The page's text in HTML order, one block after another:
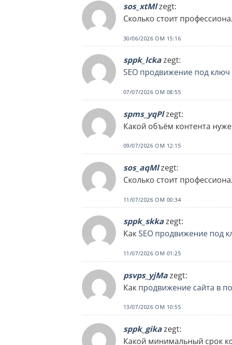
sos_xtMlzegt:
Сколько стоит
30/06/2026 OM 15:16
sppk_lckazegt:
SEO продвижение под ключ
07/07/2026 OM 08:55
spms_yqPlzegt:
Какой объём контента
09/07/2026 OM 12:15
sos_aqMlzegt:
Сколько стоит
11/07/2026 OM 00:34
sppk_skkazegt:
КакSEO продвижение под
11/07/2026 OM 01:25
psvps_yjMazegt:
Как продвижение сайта в
13/07/2026 OM 10:55
sppk_gikazegt:
Какой минимальный срок